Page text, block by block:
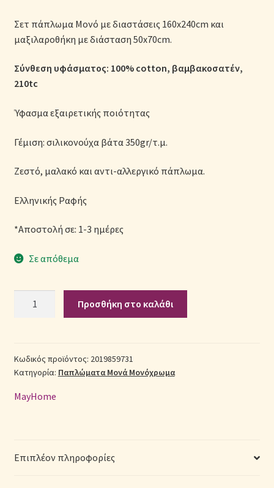
Ολοκλήρωση παραγγελίας
Όροι Χρήσης
Παιδικά Λευκά Είδη
Παπλώματα για Ζεστασιά & Άνεση
Παπλωματοθήκες
Πικέ Κουβέρτες
Σεντόνια Σετ
Σετ πάπλωμα Μονό με διαστάσεις 160x240cm και
μαξιλαροθήκη με διάσταση 50x70cm.
Σύνθεση υφάσματος: 100% cotton, βαμβακοσατέν,
210tc
Ύφασμα εξαιρετικής ποιότητας
Γέμιση: σιλικονούχα βάτα 350gr/τ.μ.
Ζεστό, μαλακό και αντι-αλλεργικό πάπλωμα.
Ελληνικής Ραφής
*Αποστολή σε: 1-3 ημέρες
Σε απόθεμα
(Π:
160cm
Μ:
Μονόχρωμο
Προσθήκη στο καλάθι
Κωδικός προϊόντος: 2019859731
Κατηγορία: Παπλώματα Μονά Μονόχρωμα
MayHome
Επιπλέον πληροφορίες